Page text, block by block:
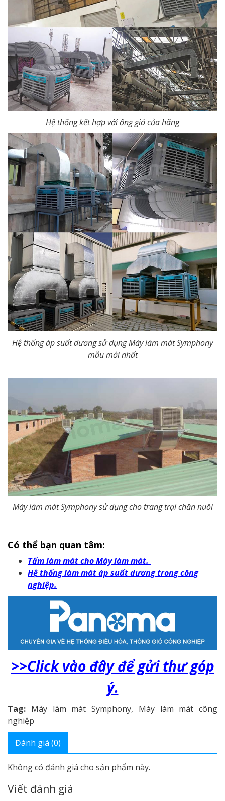
Hệ thống kết hợp với ống gió của hãng
Hệ thống áp suất dương sử dụng Máy làm mát Symphony
mẫu mới nhất
Máy làm mát Symphony sử dụng cho trang trại chăn nuôi
Có thể bạn quan tâm:
Tấm làm mát cho Máy làm mát.
Hệ thống làm mát áp suất dương trong công
nghiệp.
>>Click vào đây để gửi thư góp
ý.
Tag: Máy làm mát Symphony, Máy làm mát công
nghiệp
Đánh giá (0)
Không có đánh giá cho sản phẩm này.
Viết đánh giá